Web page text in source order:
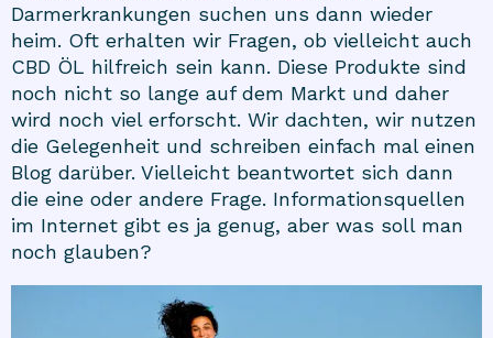
Darmerkrankungen suchen uns dann wieder
heim. Oft erhalten wir Fragen, ob vielleicht auch
CBD ÖL hilfreich sein kann. Diese Produkte sind
noch nicht so lange auf dem Markt und daher
wird noch viel erforscht. Wir dachten, wir nutzen
die Gelegenheit und schreiben einfach mal einen
Blog darüber. Vielleicht beantwortet sich dann
die eine oder andere Frage. Informationsquellen
im Internet gibt es ja genug, aber was soll man
noch glauben?